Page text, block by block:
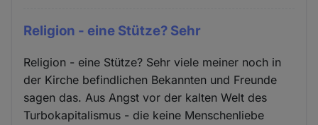
Religion - eine Stütze? Sehr
Religion - eine Stütze? Sehr viele meiner noch in
der Kirche befindlichen Bekannten und Freunde
sagen das. Aus Angst vor der kalten Welt des
Turbokapitalismus - die keine Menschenliebe